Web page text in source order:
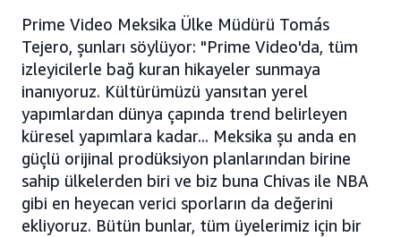
Prime Video Meksika Ülke Müdürü Tomás
Tejero, şunları söylüyor: "Prime Video'da, tüm
izleyicilerle bağ kuran hikayeler sunmaya
inanıyoruz. Kültürümüzü yansıtan yerel
yapımlardan dünya çapında trend belirleyen
küresel yapımlara kadar... Meksika şu anda en
güçlü orijinal prodüksiyon planlarından birine
sahip ülkelerden biri ve biz buna Chivas ile NBA
gibi en heyecan verici sporların da değerini
ekliyoruz. Bütün bunlar, tüm üyelerimiz için bir